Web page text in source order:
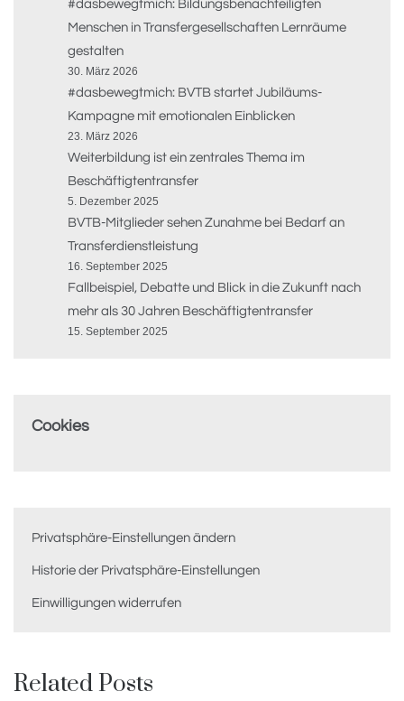
#dasbewegtmich: Bildungsbenachteiligten
Menschen in Transfergesellschaften Lernräume
gestalten
30. März 2026
#dasbewegtmich: BVTB startet Jubiläums-
Kampagne mit emotionalen Einblicken
23. März 2026
Weiterbildung ist ein zentrales Thema im
Beschäftigtentransfer
5. Dezember 2025
BVTB-Mitglieder sehen Zunahme bei Bedarf an
Transferdienstleistung
16. September 2025
Fallbeispiel, Debatte und Blick in die Zukunft nach
mehr als 30 Jahren Beschäftigtentransfer
15. September 2025
Cookies
Privatsphäre-Einstellungen ändern
Historie der Privatsphäre-Einstellungen
Einwilligungen widerrufen
Related Posts